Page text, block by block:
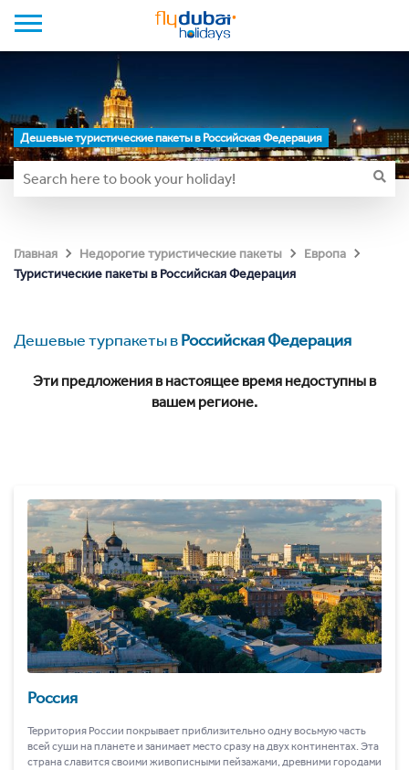
Дешевые туристические пакеты в Российская Федерация
Главная Недорогие туристические пакеты
Европа
Туристические пакеты в Российская Федерация
Дешевые турпакеты вРоссийская Федерация
Эти предложения в настоящее время недоступны в
вашем регионе.
Россия
Территория России покрывает приблизительно одну восьмую часть
всей суши на планете и занимает место сразу на двух континентах. Эта
страна славится своими живописными пейзажами, древними городами